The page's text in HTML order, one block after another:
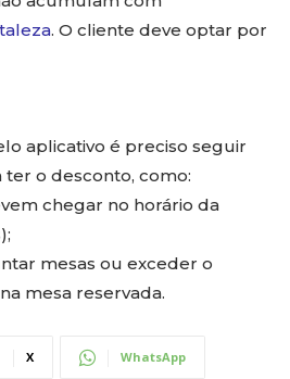
. O cliente deve optar por
aplicativo é preciso seguir
o desconto, como:
chegar no horário da
mesas ou exceder o
mesa reservada.
X WhatsApp